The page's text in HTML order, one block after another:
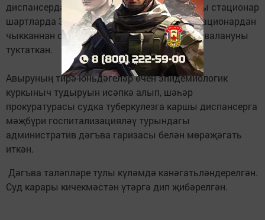
диспансерда исәптә тора. Ир-ат дәвалануны стационар
шартларда 3 ай дәвамында алган, әмма стационардан
чыкканнан соң кабул итүләргә килмәгән, дәвалануны
туктаткан.
Авыруның тирә-юньдәгеләр өчен эпидемиологик
куркыныч тудыруын исәпкә алып, шәһәр
прокуратурасы судка туберкулезга каршы диспансерга
мәҗбүри госпитализацияләү турындагы
административ дәгъва гаризасы белән мөрәҗәгать
иткән.
Дәгъва таләпләре тулы күләмдә канәгатьләндерелгән.
Суд карары кичекмәстән үтәргә дип җибәрелгән.